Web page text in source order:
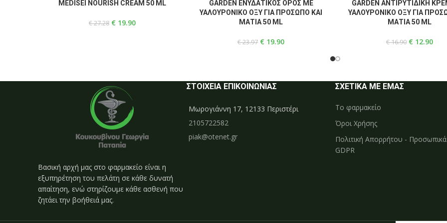
READ MOREMEDISEI NOURISH CREAM 50 ML
€27.28 € 19.90
READ MOREGARDEN ΕΝΥΔΑΤΙΚΟΣ ΟΡΟΣ ME
ΥΑΛΟΥΡΟΝΙΚΟ ΟΞΥ ΓΙΑ ΠΡΟΣΩΠΟ ΚΑΙ
ΜΑΤΙΑ 50 ML
€23.97 € 19.90
READ MORE
GARDEN ΑΝΤΙΡΥΤΙΔΙΚΗ
ΥΑΛΟΥΡΟΝΙΚΟ ΟΞΥ ΓΙΑ
ΜΑΤΙΑ 50 ML
€16.90 € 12.90
Βασική αρχή μας στο φαρμακείο είναι η
εξυπηρέτηση του πελάτη σε κάθε δυνατή
απαίτηση, ενώ στηρίζουμε κάθε ασθενή που
ζητάει την βοήθειά μας.
ΣΤΟΙΧΕΙΑ ΕΠΙΚΟΙΝΩΝΙΑΣ
Μωρογιάννη 17, 12133 Περιστέρι
2105722582
piak@otenet.gr
ΣΧΕΤΙΚΑ ΜΕ ΕΜΑΣ
Το φαρμακείο
Όροι Χρήσης
Πολιτική Απορρήτου -
GDPR